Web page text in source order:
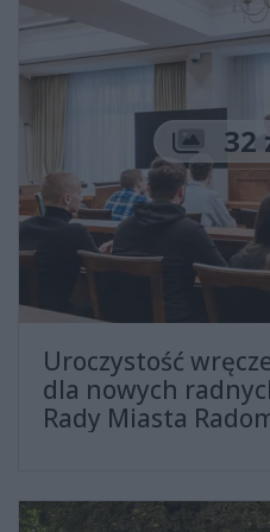
32
Uroczystość
dla nowych
Rady Miasta